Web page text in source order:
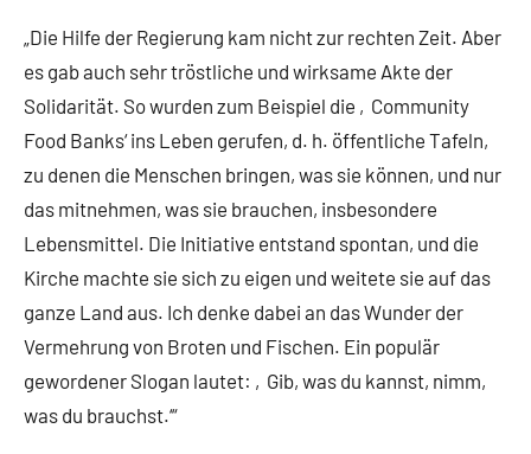
„Die Hilfe der Regierung kam nicht zur rechten Zeit. Aber
es gab auch sehr tröstliche und wirksame Akte der
Solidarität. So wurden zum Beispiel die ‚Community
Food Banks‘ ins Leben gerufen, d. h. öffentliche Tafeln,
zu denen die Menschen bringen, was sie können, und nur
das mitnehmen, was sie brauchen, insbesondere
Lebensmittel. Die Initiative entstand spontan, und die
Kirche machte sie sich zu eigen und weitete sie auf das
ganze Land aus. Ich denke dabei an das Wunder der
Vermehrung von Broten und Fischen. Ein populär
gewordener Slogan lautet: ‚Gib, was du kannst, nimm,
was du brauchst.‘“